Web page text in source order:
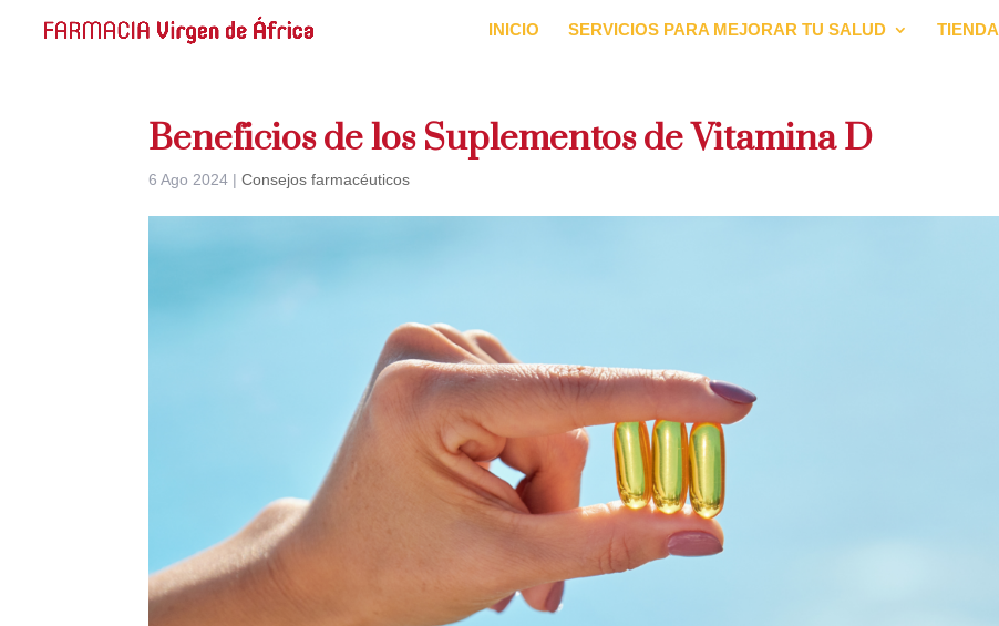
INICIO SERVICIOS PARA MEJORAR TU SALUD TIENDA
Beneficios de los Suplementos de Vitamina D
6 Ago 2024 |Consejos farmacéuticos